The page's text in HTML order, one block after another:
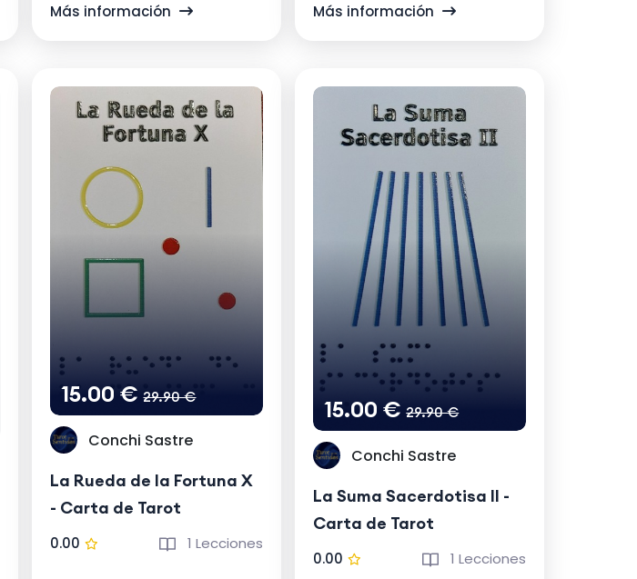
Más información
Más información
15.00 €29.90 €
Conchi Sastre
La Rueda de la Fortuna X
- Carta de Tarot
0.00 1 Lecciones
15.00 €29.90 €
Conchi Sastre
La Suma Sacerdotisa II -
Carta de Tarot
0.00 1 Lecciones